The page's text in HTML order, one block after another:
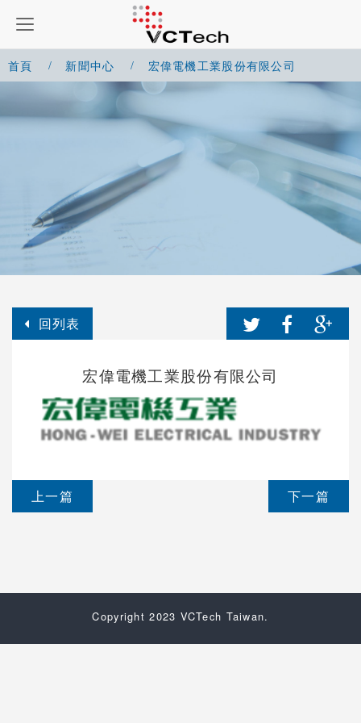
首頁 新聞中心 宏偉電機工業股份有限公司
回列表
宏偉電機工業股份有限公司
上一篇 下一篇
Copyright 2023 VCTech Taiwan.